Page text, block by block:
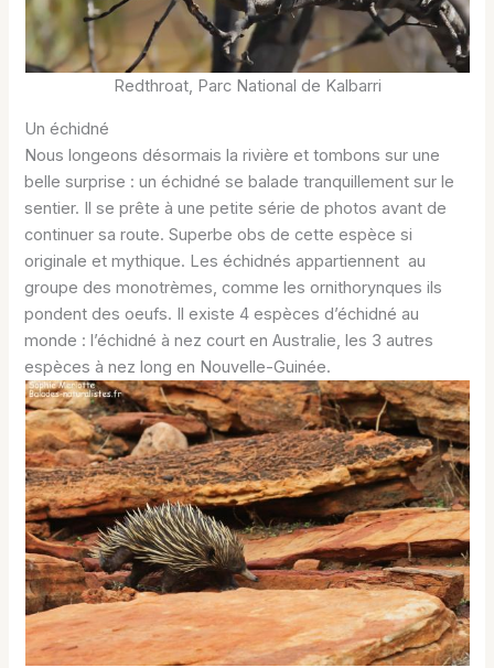
Redthroat, Parc National de Kalbarri
Un échidné
Nous longeons désormais la rivière et tombons sur une
belle surprise : un échidné se balade tranquillement sur le
sentier. Il se prête à une petite série de photos avant de
continuer sa route. Superbe obs de cette espèce si
originale et mythique. Les échidnés appartiennent au
groupe des monotrèmes, comme les ornithorynques ils
pondent des oeufs. Il existe 4 espèces d’échidné au
monde : l’échidné à nez court en Australie, les 3 autres
espèces à nez long en Nouvelle-Guinée.